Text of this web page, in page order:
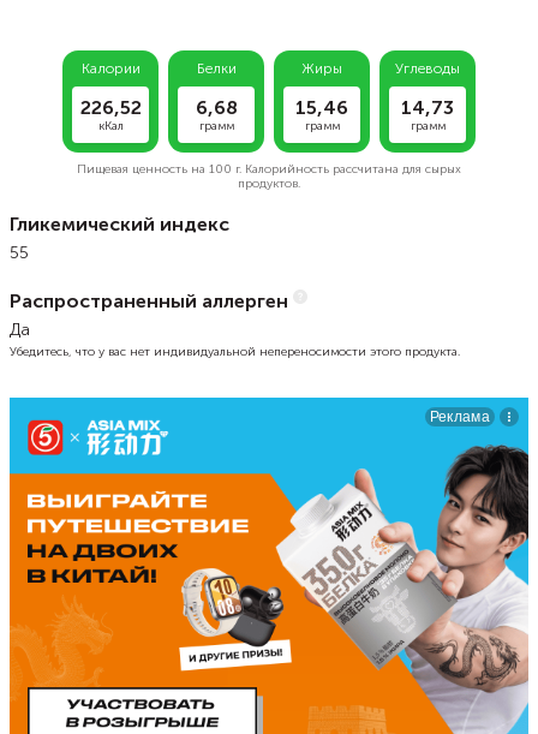
Калории
226,52
кКал
Белки
6,68
грамм
Жиры
15,46
грамм
Углеводы
14,73
грамм
Пищевая ценность на 100 г. Калорийность рассчитана для сырых
продуктов.
Гликемический индекс
55
Распространенный аллерген
Да
Убедитесь, что у вас нет индивидуальной непереносимости этого продукта.